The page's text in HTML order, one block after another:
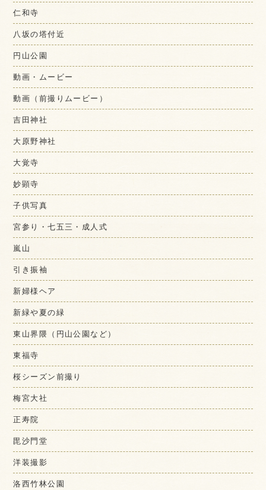
仁和寺
八坂の塔付近
円山公園
動画・ムービー
動画（前撮りムービー）
吉田神社
大原野神社
大覚寺
妙顕寺
子供写真
宮参り・七五三・成人式
嵐山
引き振袖
新婦様ヘア
新緑や夏の緑
東山界隈（円山公園など）
東福寺
桜シーズン前撮り
梅宮大社
正寿院
毘沙門堂
洋装撮影
洛西竹林公園